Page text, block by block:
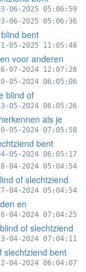
06-2025 05:06:59
06-2025 05:06:36
bent
05-2025 11:05:48
voor anderen
07-2024 12:07:28
05-2024 06:05:06
blind of
05-2024 06:05:26
als je
05-2024 07:05:58
bent
05-2024 06:05:17
04-2024 05:04:54
of slechtziend
04-2024 05:04:54
en
04-2024 07:04:25
of slechtziend
04-2024 07:04:11
slechtziend bent
04-2024 06:04:07